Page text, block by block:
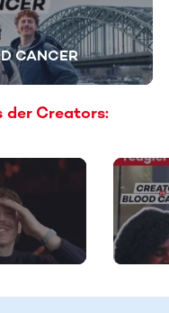
CANCER
der Creators:
Inhalte.